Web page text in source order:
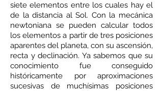
siete elementos entre los cuales hay el
de la distancia al Sol. Con la mecánica
newtoniana se pueden calcular todos
los elementos a partir de tres posiciones
aparentes del planeta, con su ascensión,
recta y declinación. Ya sabemos que su
conocimiento fue conseguido
históricamente por aproximaciones
sucesivas de muchísimas posiciones